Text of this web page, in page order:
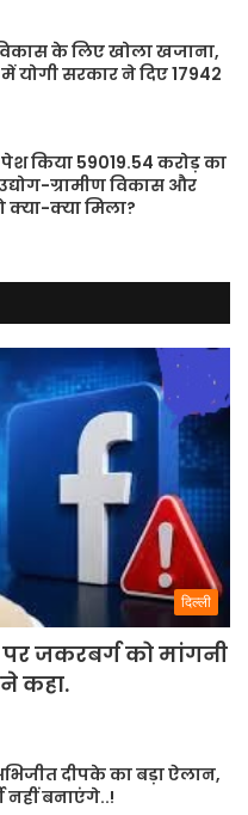
के लिए खोला खजाना,
योगी सरकार ने दिए 17942
किया 59019.54 करोड़ का
ग्रामीण विकास और
क्या-क्या मिला?
दिल्ली
पर जकरबर्ग को मांगनी
कहा.
दीपके का बड़ा ऐलान,
नहीं बनाएंगे..!